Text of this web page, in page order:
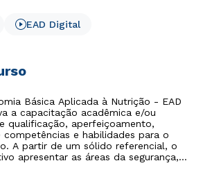
EAD Digital
Básica Aplicada à Nutrição - EAD
a capacitação acadêmica e/ou
qualificação, aperfeiçoamento,
competências e habilidades para o
o
apresentar as áreas da segurança,
passando por estratégias